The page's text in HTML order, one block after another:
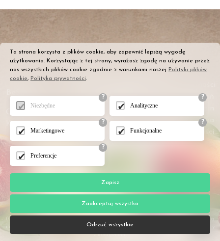
O nas
Kontakt
Zwrot opakowań
Polityka
(C) 2026 BeSupple – producent naturalnych suplementów BeJelly Kolagen 10 000 mg
i owoców liofilizowanych.
Informacje o suplementach diety
z kolagenem.
Ta strona korzysta z plików cookie, aby zapewnić lepszą wygodę
użytkowania. Korzystając z tej strony, wyrażasz zgodę na używanie przez
nas wszystkich plików cookie zgodnie z warunkami naszej Polityki plików
cookie, Polityka prywatności.
?
Niezbędne
?
Analityczne
?
Marketingowe
?
Funkcjonalne
?
Preferencje
Zapisz
Zaakceptuj wszystko
Odrzuć wszystkie